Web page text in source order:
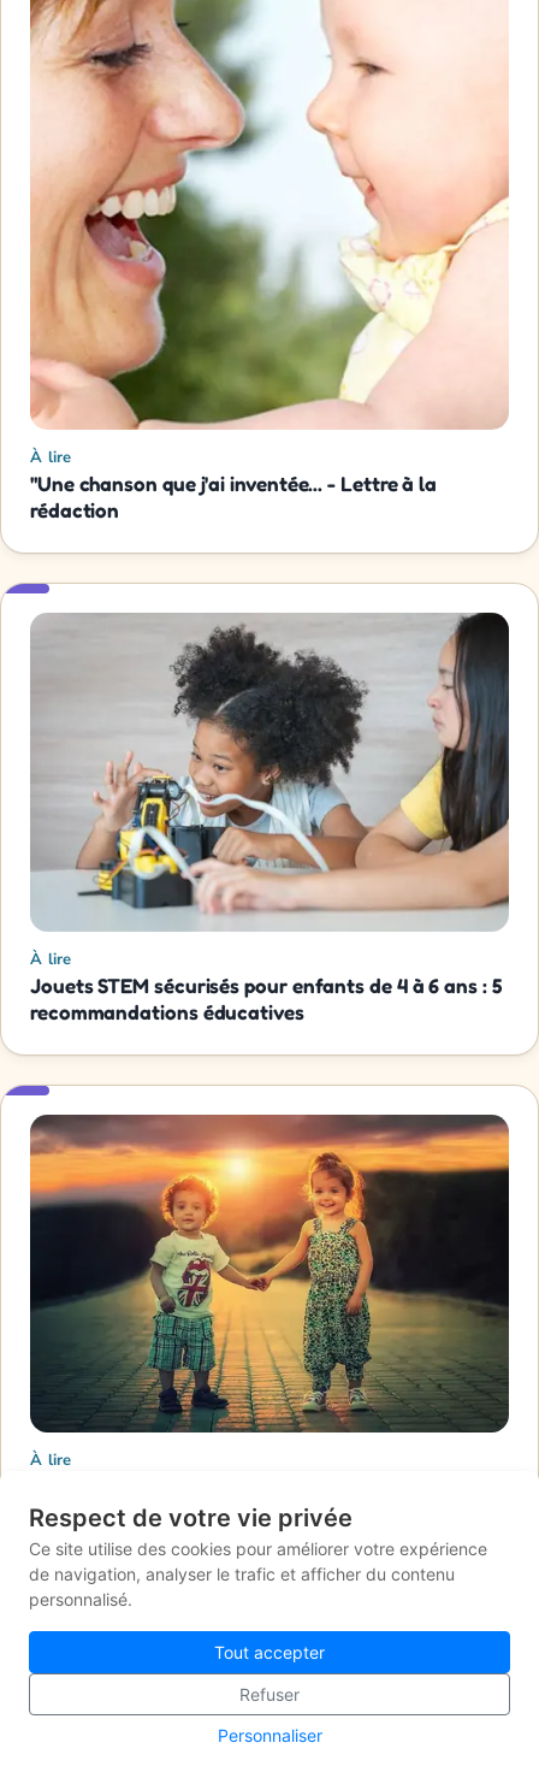
Respect de votre vie privée
Ce site utilise des cookies pour améliorer votre expérience
de navigation, analyser le trafic et afficher du contenu
personnalisé.
Tout accepter
Refuser
Personnaliser
À lire
"Une chanson que j'ai inventée... - Lettre à la
rédaction
À lire
Jouets STEM sécurisés pour enfants de 4 à 6 ans : 5
recommandations éducatives
À lire
KLIMT - LES BOULEAUX 5. COLÈRE